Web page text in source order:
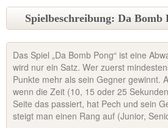
Spielbeschreibung: Da Bomb
Das Spiel „Da Bomb Pong“ ist eine
wird nur ein Satz. Wer zuerst
Punkte mehr als sein Gegner gewinnt.
wenn die Zeit (10, 15 oder 25
Seite das passiert, hat Pech und sein
steigt man einen Rang auf (Junior,